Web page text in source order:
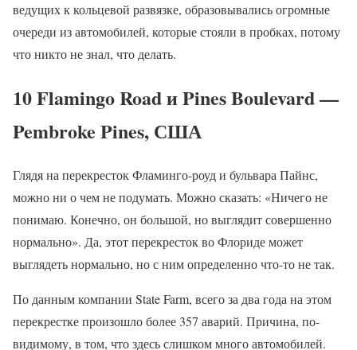
ведущих к кольцевой развязке, образовывались огромные
очереди из автомобилей, которые стояли в пробках, потому
что никто не знал, что делать.
10 Flamingo Road и Pines Boulevard —
Pembroke Pines, США
Глядя на перекресток Фламинго-роуд и бульвара Пайнс,
можно ни о чем не подумать. Можно сказать: «Ничего не
понимаю. Конечно, он большой, но выглядит совершенно
нормально». Да, этот перекресток во Флориде может
выглядеть нормально, но с ним определенно что-то не так.
По данным компании State Farm, всего за два года на этом
перекрестке произошло более 357 аварий. Причина, по-
видимому, в том, что здесь слишком много автомобилей.